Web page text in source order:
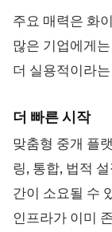
주요 매력은 화
많은 기업에게
더 실용적이라
더 빠른 시작
맞춤형 중개 플
링, 통합, 법적
간이 소요될 수
인프라가 이미